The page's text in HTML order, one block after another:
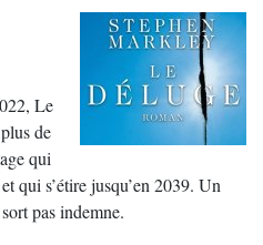
Le
de
qui
qui s’étire jusqu’en 2039. Un
pas indemne.